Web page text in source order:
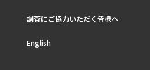
調査にご協力いただく皆様へ
English